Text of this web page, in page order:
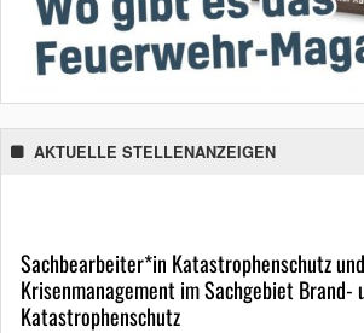
AKTUELLE STELLENANZEIGEN
Sachbearbeiter*in Katastrophenschutz und
Krisenmanagement im Sachgebiet Brand-
Katastrophenschutz